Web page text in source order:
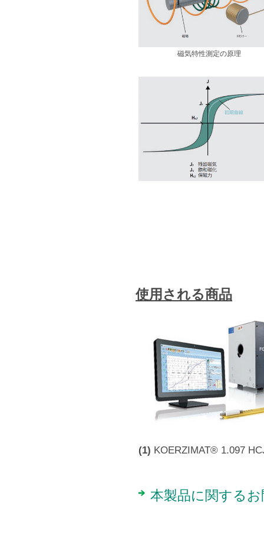
磁気特性測定の原理
使用される商品
(1) KOERZIMAT® 1.097
本製品に関する